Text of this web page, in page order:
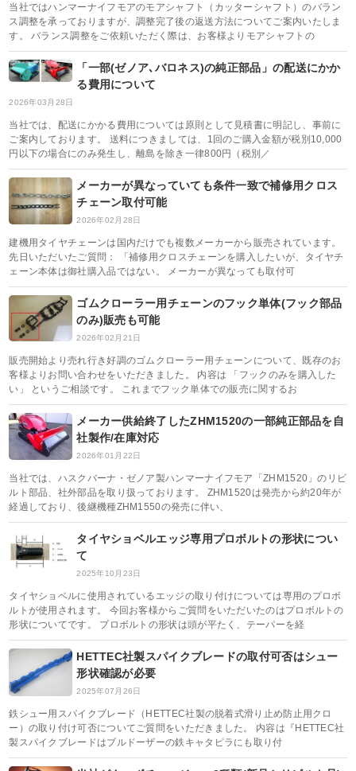
当社ではハンマーナイフモアのモアシャフト（カッターシャフト）のバラン
ス調整を承っておりますが、調整完了後の返送方法についてご案内いたしま
す。 バランス調整をご依頼いただく際は、お客様よりモアシャフトの
「一部(ゼノア､バロネス)の純正部品」の配送にかか
る費用について
2026年03月28日
当社では、配送にかかる費用については原則として見積書に明記し、事前に
ご案内しております。 送料につきましては、1回のご購入金額が税別10,000
円以下の場合にのみ発生し、離島を除き一律800円（税別／
メーカーが異なっていても条件一致で補修用クロス
チェーン取付可能
2026年02月28日
建機用タイヤチェーンは国内だけでも複数メーカーから販売されています。
先日いただいたご質問： 「補修用クロスチェーンを購入したいが、タイヤチ
ェーン本体は御社購入品ではない。 メーカーが異なっても取付可
ゴムクローラー用チェーンのフック単体(フック部品
のみ)販売も可能
2026年02月21日
販売開始より売れ行き好調のゴムクローラー用チェーンについて、既存のお
客様よりお問い合わせをいただきました。 内容は 「フックのみを購入した
い」 というご相談です。 これまでフック単体での販売に関するお
メーカー供給終了したZHM1520の一部純正部品を自
社製作/在庫対応
2026年01月22日
当社では、ハスクバーナ・ゼノア製ハンマーナイフモア「ZHM1520」のリビ
ルト部品、社外部品を取り扱っております。 ZHM1520は発売から約20年が
経過しており、後継機種ZHM1550の発売に伴い、
タイヤショベルエッジ専用プロボルトの形状につい
て
2025年10月23日
タイヤショベルに使用されているエッジの取り付けについては専用のプロボ
ルトが使用されます。 今回お客様からご質問をいただいたのはプロボルトの
形状についてです。 プロボルトの形状は頭が平たく、テーパーを経
HETTEC社製スパイクブレードの取付可否はシュー
形状確認が必要
2025年07月26日
鉄シュー用スパイクブレード（HETTEC社製の脱着式滑り止め防止用クロ
ー）の取り付け可否についてご質問をいただきました。 内容は『HETTEC社
製スパイクブレードはブルドーザーの鉄キャタピラにも取り付